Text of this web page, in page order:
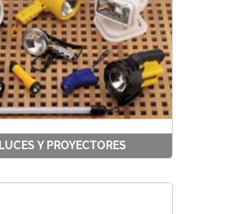
LUCES Y PROYECTORES